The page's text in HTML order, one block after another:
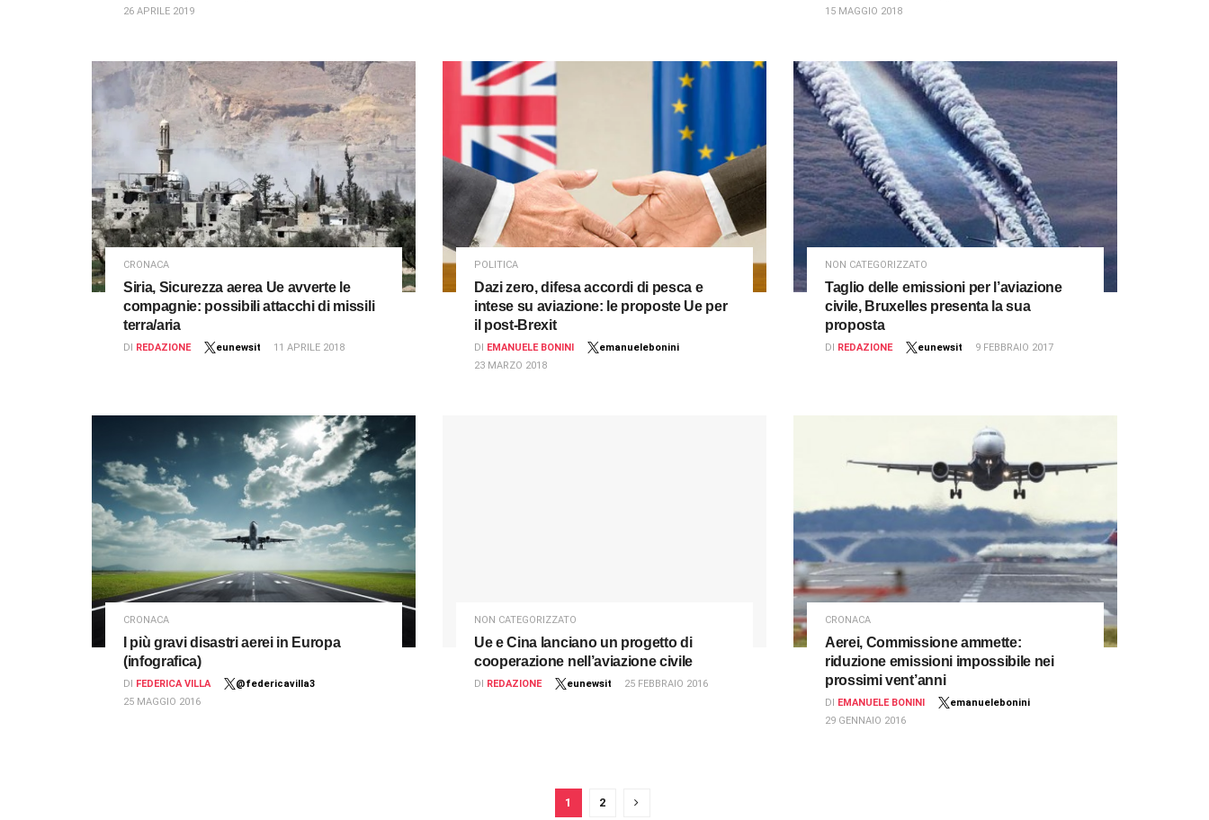
26 APRILE 2019
15 MAGGIO 2018
CRONACA
Siria, Sicurezza aerea Ue avverte le
compagnie: possibili attacchi di missili
terra/aria
DI REDAZIONE eunewsit 11 APRILE 2018
POLITICA
Dazi zero, difesa accordi di pesca e
intese su aviazione: le proposte Ue per
il post-Brexit
DI EMANUELE BONINI
emanuelebonini
23 MARZO 2018
NON CATEGORIZZATO
Taglio delle emissioni per l’aviazione
civile, Bruxelles presenta la sua
proposta
DI REDAZIONE eunewsit 9 FEBBRAIO 2017
CRONACA
I più gravi disastri aerei in Europa
(infografica)
DI FEDERICA VILLA
@federicavilla3
25 MAGGIO 2016
NON CATEGORIZZATO
Ue e Cina lanciano un progetto di
cooperazione nell’aviazione civile
DI REDAZIONE eunewsit 25 FEBBRAIO 2016
CRONACA
Aerei, Commissione ammette:
riduzione emissioni impossibile nei
prossimi vent’anni
DI EMANUELE BONINI
emanuelebonini
29 GENNAIO 2016
1 2